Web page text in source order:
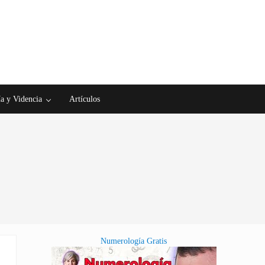
y Videncia Artículos
SidebarNumerología Gratis